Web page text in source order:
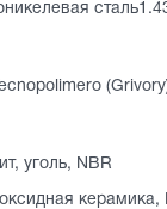
уголь, NBR
керамика,